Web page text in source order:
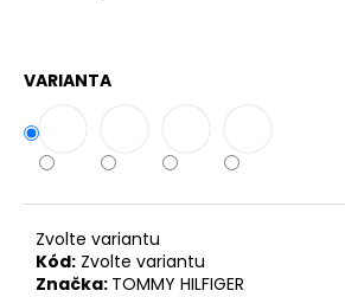
VARIANTA
Zvolte variantu
Kód: Zvolte variantu
Značka: TOMMY HILFIGER